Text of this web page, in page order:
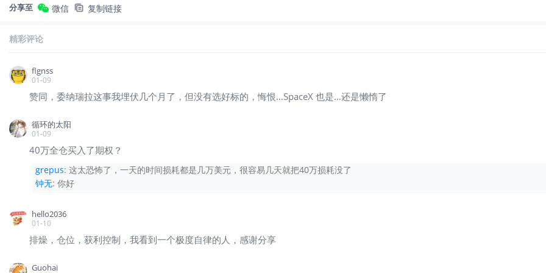
他会使用人工智能工具来辅助基本面和技术面分析，但依靠自己的判断力来理清各种关联。这种方法也影
高风险，但有规则
尽管Brad的风格激进，但他交易时并不鲁莽。
他遵循两条不容置疑的规则：
• 必须获利了结。绝不能因贪婪而无限期持有头寸。
然而，在涉及加密货币等其他资产类别时，Brad要保守得多。鉴于加密货币的波动性，他将加密货币敞
分享至 微信 复制链接
精彩评论
flgnss
01-09
赞同，委纳瑞拉这事我埋伏几个月了，但没有选好标的，悔恨…SpaceX 也是…还是懒惰了
循环的太阳
01-09
40万全仓买入了期权？
grepus: 这太恐怖了，一天的时间损耗都是几万美元，很容易几天就把40万损耗没了
钟无: 你好
hello2036
01-10
排燥，仓位，获利控制，我看到一个极度自律的人，感谢分享
Guohai